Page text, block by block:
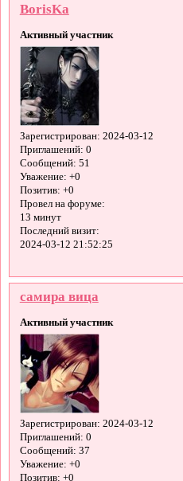
BorisKa
Активный участник
Зарегистрирован: 2024-03-12
Приглашений: 0
Сообщений: 51
Уважение: +0
Позитив: +0
Провел на форуме:
13 минут
Последний визит:
2024-03-12 21:52:25
самира вица
Активный участник
Зарегистрирован: 2024-03-12
Приглашений: 0
Сообщений: 37
Уважение: +0
Позитив: +0